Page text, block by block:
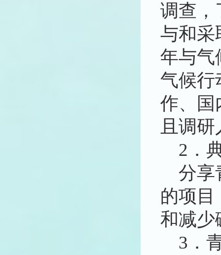
调查，
与和采
年与气
气候行
作、国
且调
2．
分享
的项目
和减少
3．